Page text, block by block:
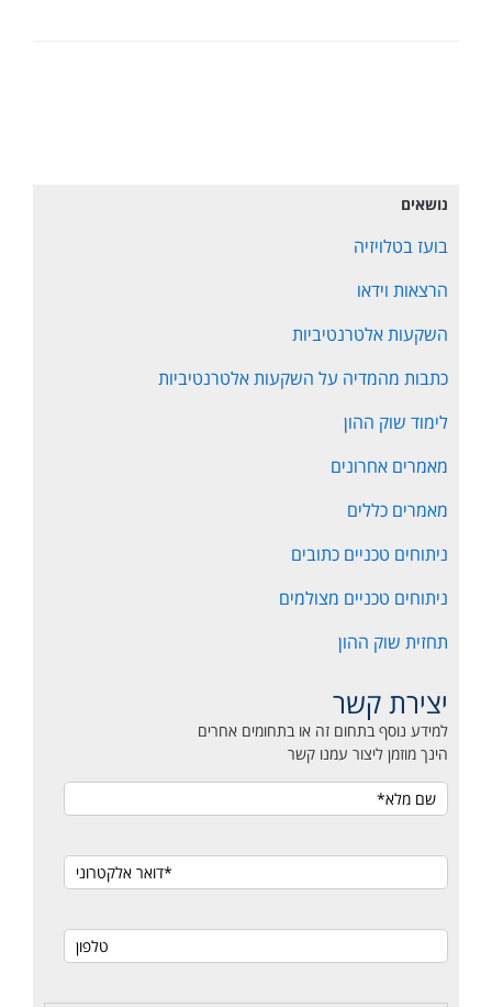
נושאים
בועז בטלויזיה
הרצאות וידאו
השקעות אלטרנטיביות
כתבות מהמדיה על השקעות אלטרנטיביות
לימוד שוק ההון
מאמרים אחרונים
מאמרים כללים
ניתוחים טכניים כתובים
ניתוחים טכניים מצולמים
תחזית שוק ההון
יצירת קשר
למידע נוסף בתחום זה או בתחומים אחרים
הינך מוזמן ליצור עמנו קשר